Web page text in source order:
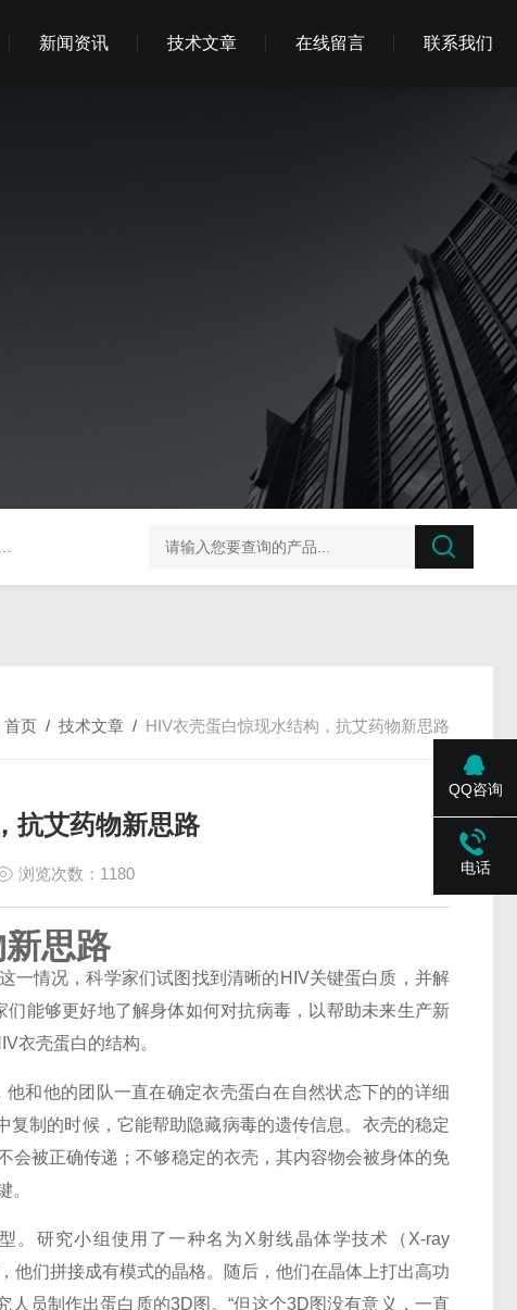
新闻资讯 技术文章 在线留言 联系我们
榛子东部枯萎病菌探针法qPCR试剂盒不含内参
首页 / 技术文章 / HIV衣壳蛋白惊现水结构，抗艾药物新思路
抗艾药物新思路
浏览次数：1180
思路
一情况，科学家们试图找到清晰的HIV关键蛋白质，并解
能够更好地了解身体如何对抗病毒，以帮助未来生产新
衣壳蛋白的结构。
和他的团队一直在确定衣壳蛋白在自然状态下的的详细
制的时候，它能帮助隐藏病毒的遗传信息。衣壳的稳定
会被正确传递；不够稳定的衣壳，其内容物会被身体的免
。
。研究小组使用了一种名为X射线晶体学技术（X-ray
他们拼接成有模式的晶格。随后，他们在晶体上打出高功
员制作出蛋白质的3D图。“但这个3D图没有意义，一直
QQ咨询
电话